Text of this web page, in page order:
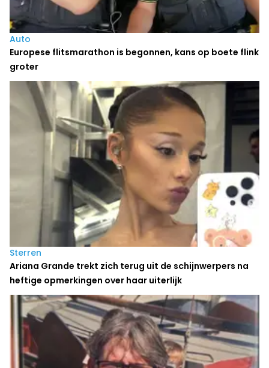
Auto
Europese flitsmarathon is begonnen, kans op boete flink
groter
Sterren
Ariana Grande trekt zich terug uit de schijnwerpers na
heftige opmerkingen over haar uiterlijk